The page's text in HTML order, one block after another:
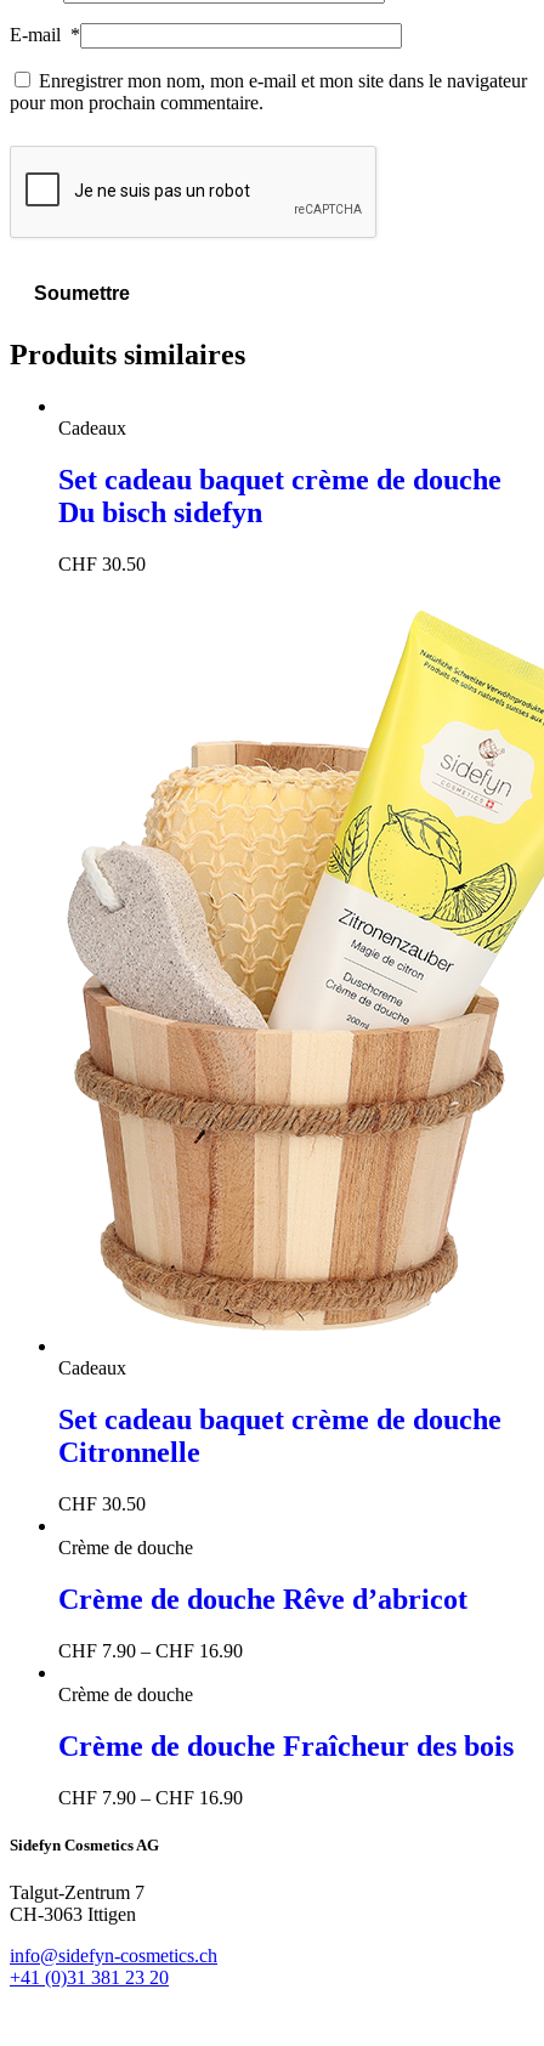
E-mail *
Enregistrer mon nom, mon e-mail et mon site dans le navigateur
pour mon prochain commentaire.
Produits similaires
Cadeaux
Set cadeau baquet crème de douche
Du bisch sidefyn
CHF 30.50
Cadeaux
Set cadeau baquet crème de douche
Citronnelle
CHF 30.50
Crème de douche
Crème de douche Rêve d’abricot
CHF 7.90 – CHF 16.90
Crème de douche
Crème de douche Fraîcheur des bois
CHF 7.90 – CHF 16.90
Sidefyn Cosmetics AG
Talgut-Zentrum 7
CH-3063 Ittigen
info@sidefyn-cosmetics.ch
+41 (0)31 381 23 20